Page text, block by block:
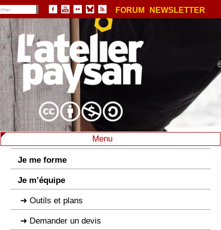
FORUM NEWSLETTER
Menu
Je me forme
Je m’équipe
Outils et plans
Demander un devis